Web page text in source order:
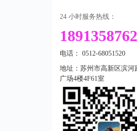
24 小时服务热线：
电话： 0512-68051520
地址：苏州市高新区滨河
广场4楼4F61室